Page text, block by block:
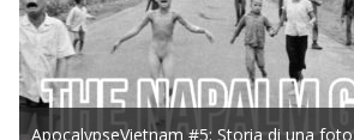
ApocalypseVietnam #5: Storia di una